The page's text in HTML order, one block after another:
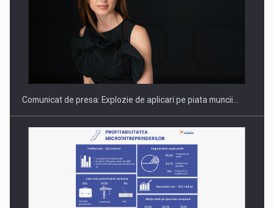
PUTTING ROMANIAN CORPORATE COMPANIES ON THE
INTERNATIONAL BUSINESS SCENE
Comunicat de presa: Explozie de aplicari pe piata muncii…